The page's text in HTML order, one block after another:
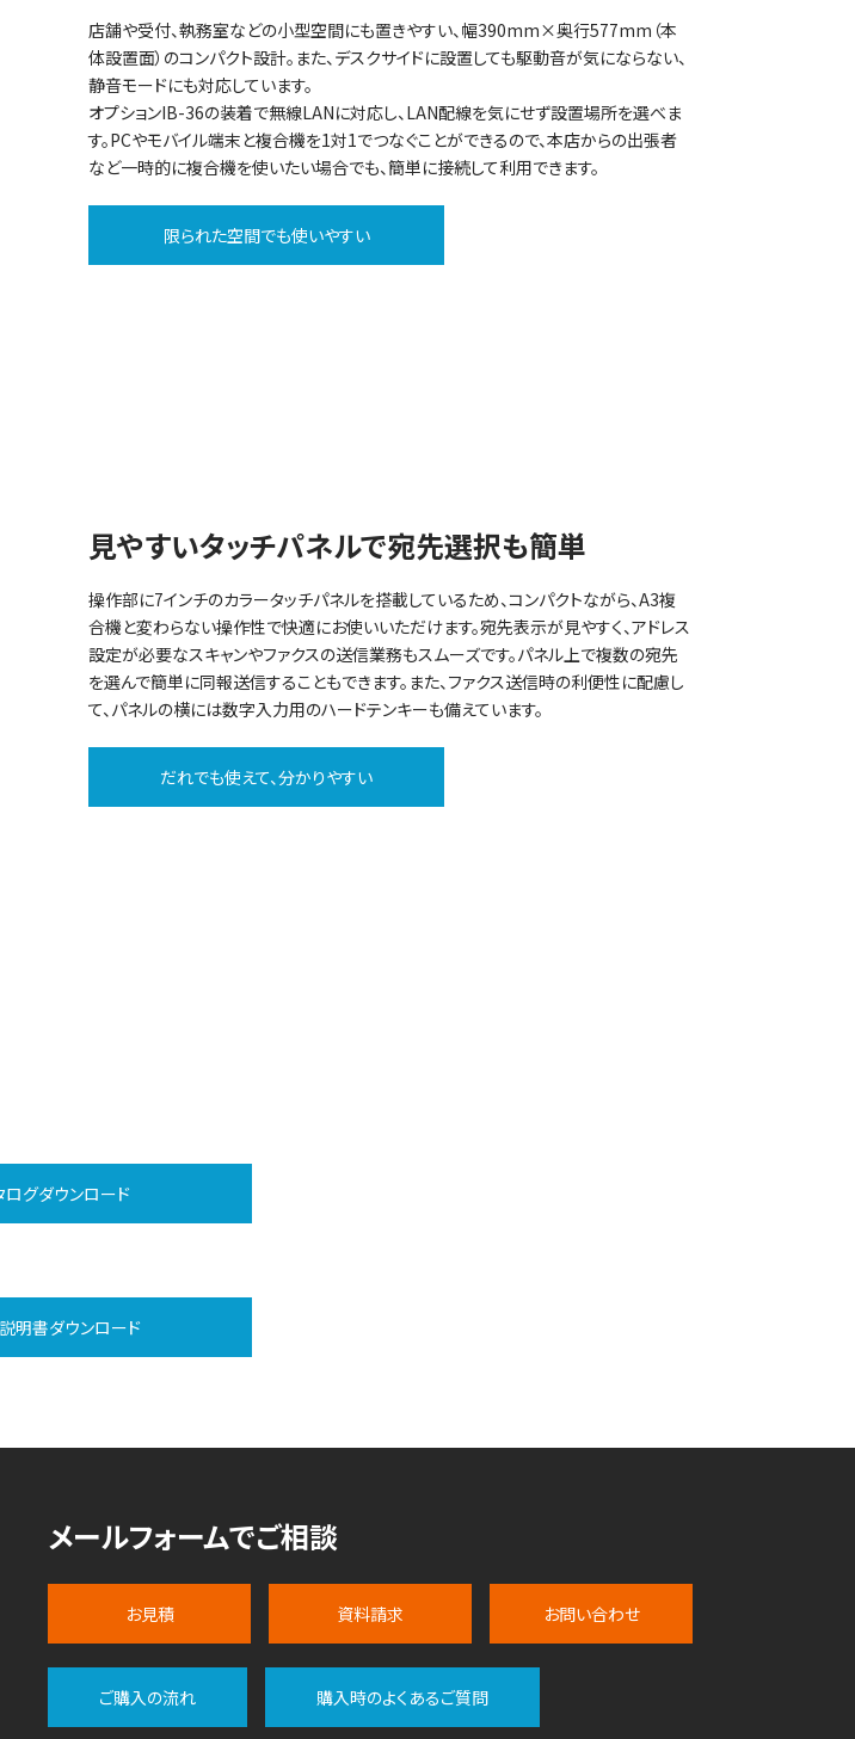
店舗や受付、執務室などの小型空間にも置きやすい、幅390mm×奥行577mm（本
体設置面）のコンパクト設計。また、デスクサイドに設置しても駆動音が気にならない、
静音モードにも対応しています。
オプションIB-36の装着で無線LANに対応し、LAN配線を気にせず設置場所を選べま
す。PCやモバイル端末と複合機を1対1でつなぐことができるので、本店からの出張者
など一時的に複合機を使いたい場合でも、簡単に接続して利用できます。
限られた空間でも使いやすい
見やすいタッチパネルで宛先選択も簡単
操作部に7インチのカラータッチパネルを搭載しているため、コンパクトながら、A3複
合機と変わらない操作性で快適にお使いいただけます。宛先表示が見やすく、アドレス
設定が必要なスキャンやファクスの送信業務もスムーズです。パネル上で複数の宛先
を選んで簡単に同報送信することもできます。また、ファクス送信時の利便性に配慮し
て、パネルの横には数字入力用のハードテンキーも備えています。
だれでも使えて、分かりやすい
ログダウンロード
明書ダウンロード
メールフォームでご相談
お見積 資料請求 お問い合わせ
ご購入の流れ 購入時のよくあるご質問